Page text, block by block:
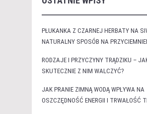
PŁUKANKA Z CZARNEJ HERBATY NA
NATURALNY SPOSÓB NA
RODZAJE I PRZYCZYNY TRĄDZIKU –
SKUTECZNIE Z NIM WALCZYĆ?
JAK PRANIE ZIMNĄ WODĄ WPŁYWA NA
OSZCZĘDNOŚĆ ENERGII I TRWAŁOŚĆ